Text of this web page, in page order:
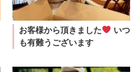
お客様から頂きました
いつ
も有難うございます